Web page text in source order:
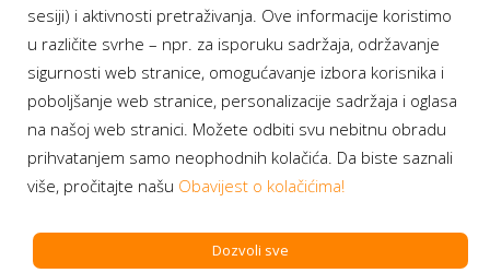
Program lojalnosti
Bonus plus
Prijava za newsletter
sesiji) i aktivnosti pretraživanja. Ove informacije koristimo
u različite svrhe – npr. za isporuku sadržaja, održavanje
sigurnosti web stranice, omogućavanje izbora korisnika i
poboljšanje web stranice, personalizacije sadržaja i oglasa
na našoj web stranici. Možete odbiti svu nebitnu obradu
prihvatanjem samo neophodnih kolačića. Da biste saznali
više, pročitajte našu Obavijest o kolačićima!
Dozvoli sve